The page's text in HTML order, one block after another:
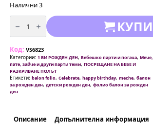
Налични 3
количество
за
Фолиев
балон
Мече
с
торта
123
х
59
см
КУПИ
Код: VS6823
Категории: 1 ВИ РОЖДЕН ДЕН, Бебешко парти и погача, Мече,
пате, зайче и други парти теми, ПОСРЕЩАНЕ НА БЕБЕ И
РАЗКРИВАНЕ ПОЛЪТ
Етикети: balon folio, Celebrate, happy birthday, meche, балон
за рожден ден, детски рожден ден, фолио балон за рожден
ден
Описание Допълнителна информация